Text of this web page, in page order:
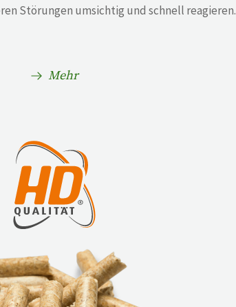
Störungen umsichtig und schnell reagieren.
Mehr